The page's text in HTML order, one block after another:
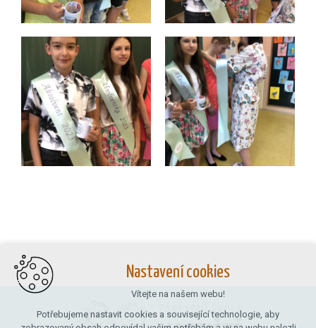
Nastavení cookies
Vítejte na našem webu!
Potřebujeme nastavit cookies a související technologie, aby